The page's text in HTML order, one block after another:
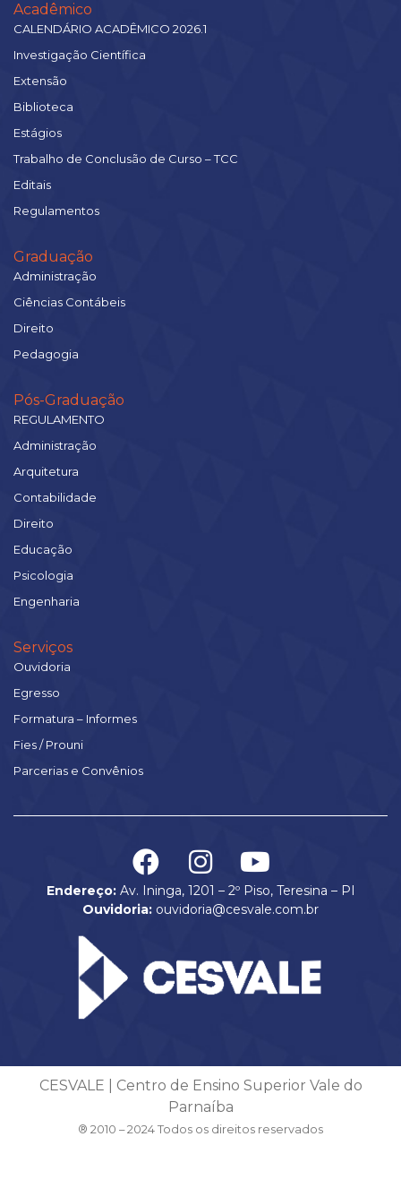
Acadêmico
CALENDÁRIO ACADÊMICO 2026.1
Investigação Científica
Extensão
Biblioteca
Estágios
Trabalho de Conclusão de Curso – TCC
Editais
Regulamentos
Graduação
Administração
Ciências Contábeis
Direito
Pedagogia
Pós-Graduação
REGULAMENTO
Administração
Arquitetura
Contabilidade
Direito
Educação
Psicologia
Engenharia
Serviços
Ouvidoria
Egresso
Formatura – Informes
Fies / Prouni
Parcerias e Convênios
Endereço:Av. Ininga, 1201 – 2º Piso, Teresina – PI
Ouvidoria: ouvidoria@cesvale.com.br
CESVALE | Centro de Ensino Superior Vale do
Parnaíba
® 2010 – 2024 Todos os direitos reservados